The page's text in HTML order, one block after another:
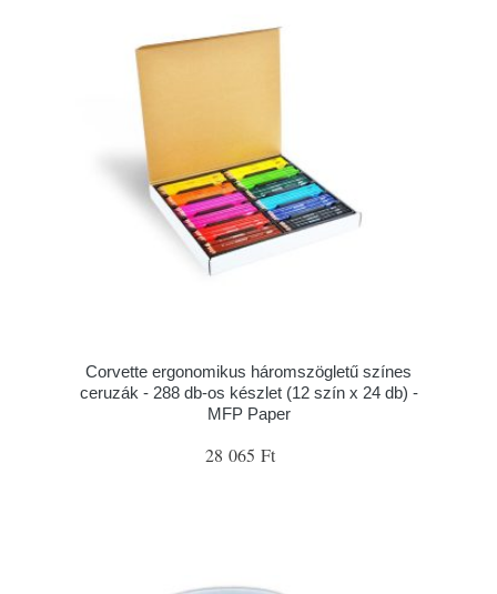
Corvette ergonomikus háromszögletű színes
ceruzák - 288 db-os készlet (12 szín x 24 db) -
MFP Paper
28 065 Ft